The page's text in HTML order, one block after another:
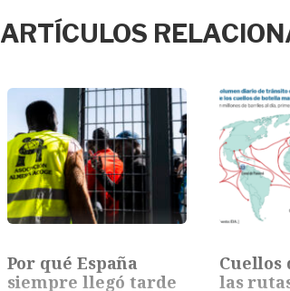
ARTÍCULOS
Por qué España
siempre llegó tarde
Cuellos
las